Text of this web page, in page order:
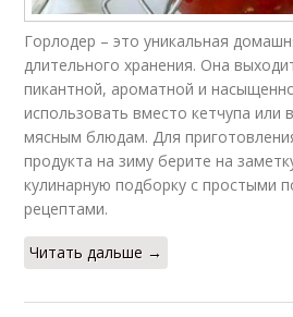
Горлодер – это уникальная
длительного хранения. Она
пикантной, ароматной и
использовать вместо кетчупа или
мясным блюдам. Для
продукта на зиму берите на
кулинарную подборку с простыми
рецептами.
Читать дальше →